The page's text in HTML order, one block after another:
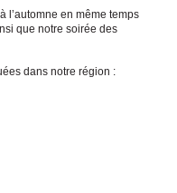
l’automne en même temps
que notre soirée des
dans notre région :